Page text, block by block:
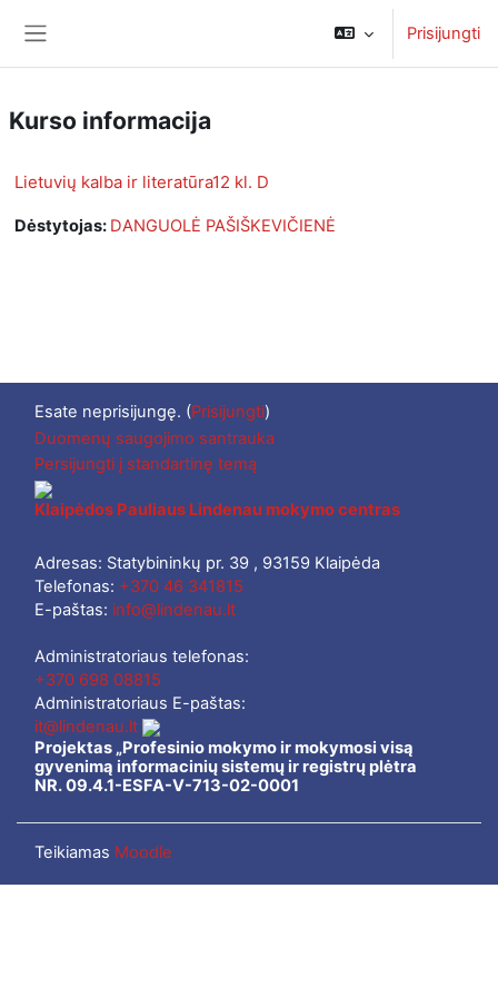
Prisijungti
Kurso informacija
Lietuvių kalba ir literatūra12 kl. D
Dėstytojas: DANGUOLĖ PAŠIŠKEVIČIENĖ
Esate neprisijungę. (Prisijungti)
Duomenų saugojimo santrauka
Persijungti į standartinę temą
Klaipėdos Pauliaus Lindenau mokymo centras
Adresas: Statybininkų pr. 39 , 93159 Klaipėda
Telefonas: +370 46 341815
E-paštas: info@lindenau.lt
Administratoriaus telefonas:
+370 698 08815
Administratoriaus E-paštas:
it@lindenau.lt
Projektas „Profesinio mokymo ir mokymosi visą
gyvenimą informacinių sistemų ir registrų plėtra
NR. 09.4.1-ESFA-V-713-02-0001
Teikiamas Moodle